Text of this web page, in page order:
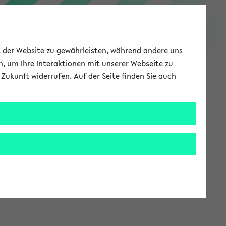
PEVZ
Website zu gewährleisten, während andere uns
um Ihre Interaktionen mit unserer Webseite zu
widerrufen. Auf der Seite finden Sie auch